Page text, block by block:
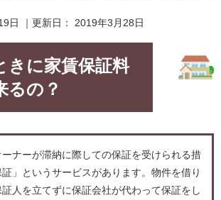
日 ｜更新日： 2019年3月28日
きに家賃保証料
るの？
ナーが滞納に際しての保証を受けられる措
」というサービスがあります。物件を借り
人を立てずに保証会社が代わって保証をし